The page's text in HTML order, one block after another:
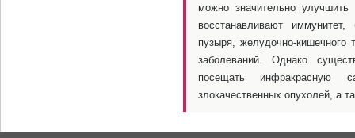
можно значительно
восстанавливают
пузыря, желудочно-
заболеваний. Однако
посещать инфракрасную
злокачественных опухолей, а